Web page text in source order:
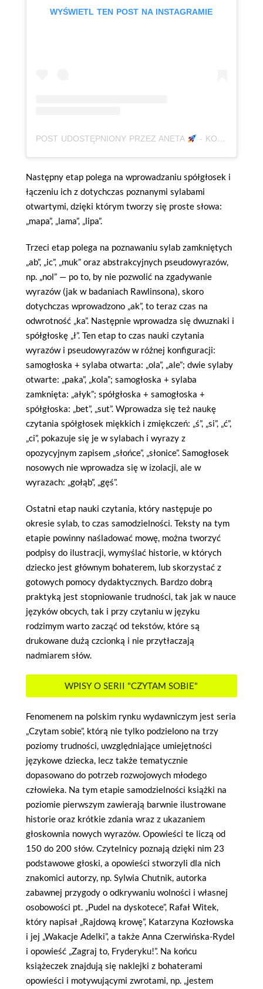
WYŚWIETL TEN POST NA INSTAGRAMIE
POST UDOSTĘPNIONY PRZEZ ANETA - KOREPETYCJE, JĘZYK POLSKI | AUTYZM, ADHD | KSIĄŻKI (@BABAODPOLSKIEGO)
Następny etap polega na wprowadzaniu spółgłosek i
łączeniu ich z dotychczas poznanymi sylabami
otwartymi, dzięki którym tworzy się proste słowa:
„mapa”, „lama”, „lipa”.
Trzeci etap polega na poznawaniu sylab zamkniętych
„ab”, „ic”, „muk” oraz abstrakcyjnych pseudowyrazów,
np. „nol” — po to, by nie pozwolić na zgadywanie
wyrazów (jak w badaniach Rawlinsona), skoro
dotychczas wprowadzono „ak”, to teraz czas na
odwrotność „ka”. Następnie wprowadza się dwuznaki i
spółgłoskę „ł”. Ten etap to czas nauki czytania
wyrazów i pseudowyrazów w różnej konfiguracji:
samogłoska + sylaba otwarta: „ola”, „ale”; dwie sylaby
otwarte: „paka”, „kola”; samogłoska + sylaba
zamknięta: „ałyk”; spółgłoska + samogłoska +
spółgłoska: „bet”, „sut”. Wprowadza się też naukę
czytania spółgłosek miękkich i zmiękczeń: „ś”, „si”, „ć”,
„ci”, pokazuje się je w sylabach i wyrazy z
opozycyjnym zapisem „słońce”, „słonice”. Samogłosek
nosowych nie wprowadza się w izolacji, ale w
wyrazach: „gołąb”, „gęś”.
Ostatni etap nauki czytania, który następuje po
okresie sylab, to czas samodzielności. Teksty na tym
etapie powinny naśladować mowę, można tworzyć
podpisy do ilustracji, wymyślać historie, w których
dziecko jest głównym bohaterem, lub skorzystać z
gotowych pomocy dydaktycznych. Bardzo dobrą
praktyką jest stopniowanie trudności, tak jak w nauce
języków obcych, tak i przy czytaniu w języku
rodzimym warto zacząć od tekstów, które są
drukowane dużą czcionką i nie przytłaczają
nadmiarem słów.
WPISY O SERII "CZYTAM SOBIE"
Fenomenem na polskim rynku wydawniczym jest seria
„Czytam sobie”, którą nie tylko podzielono na trzy
poziomy trudności, uwzględniające umiejętności
językowe dziecka, lecz także tematycznie
dopasowano do potrzeb rozwojowych młodego
człowieka. Na tym etapie samodzielności książki na
poziomie pierwszym zawierają barwnie ilustrowane
historie oraz krótkie zdania wraz z ukazaniem
głoskownia nowych wyrazów. Opowieści te liczą od
150 do 200 słów. Czytelnicy poznają dzięki nim 23
podstawowe głoski, a opowieści stworzyli dla nich
znakomici autorzy, np. Sylwia Chutnik, autorka
zabawnej przygody o odkrywaniu wolności i własnej
osobowości pt. „Pudel na dyskotece”, Rafał Witek,
który napisał „Rajdową krowę”, Katarzyna Kozłowska
i jej „Wakacje Adelki”, a także Anna Czerwińska-Rydel
i opowieść „Zagraj to, Fryderyku!”. Na końcu
książeczek znajdują się naklejki z bohaterami
opowieści i motywującymi zwrotami, np. „jestem